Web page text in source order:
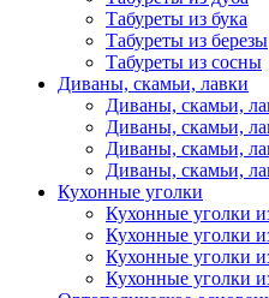
Табуреты из бука
Табуреты из березы
Табуреты из сосны
Диваны, скамьи, лавки
Диваны, скамьи,
Диваны, скамьи,
Диваны, скамьи,
Диваны, скамьи,
Кухонные уголки
Кухонные уголки
Кухонные уголки
Кухонные уголки
Кухонные уголки